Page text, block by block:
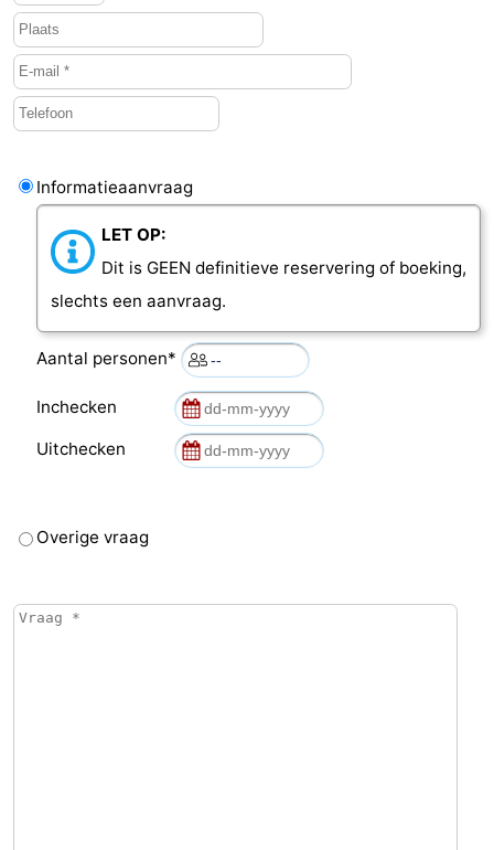
Informatieaanvraag
LET OP:
Dit is GEEN definitieve reservering of boeking,
slechts een aanvraag.
Aantal personen*
Inchecken
Uitchecken
Overige vraag